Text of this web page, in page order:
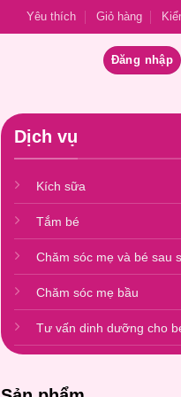
Yêu thích Giỏ hàng
Đăng nhập
Dịch vụ
Kích sữa
Tắm bé
Chăm sóc mẹ và bé sau
Chăm sóc mẹ bầu
Tư vấn dinh dưỡng cho